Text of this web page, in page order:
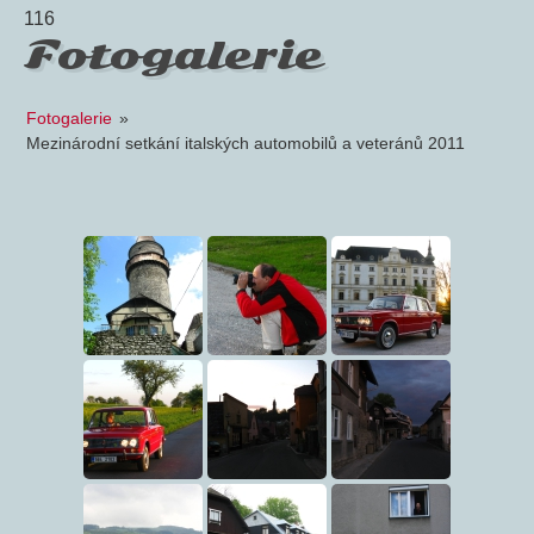
116
Fotogalerie
Fotogalerie »
Mezinárodní setkání italských automobilů a veteránů 2011